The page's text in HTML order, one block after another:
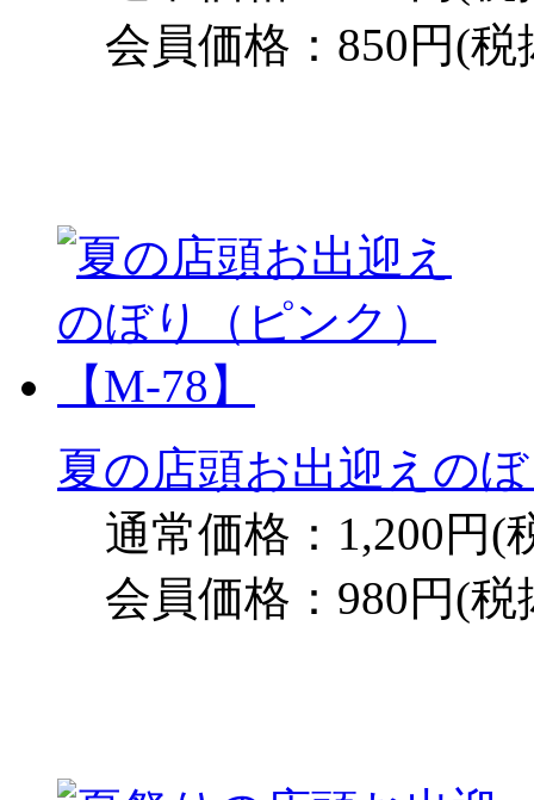
会員価格：850円(税
夏の店頭お出迎えの
通常価格：1,200円(
会員価格：980円(税